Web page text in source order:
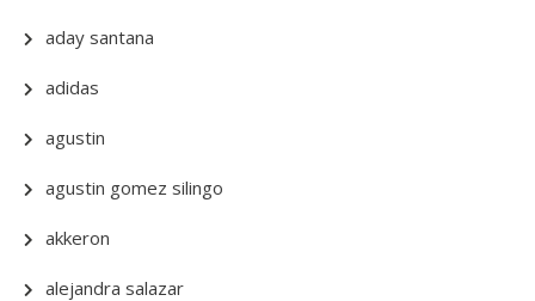
aday santana
adidas
agustin
agustin gomez silingo
akkeron
alejandra salazar